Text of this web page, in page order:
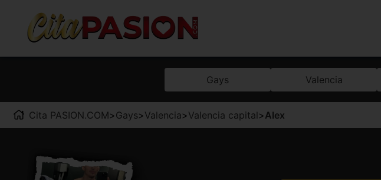
Gays Valencia
Cita PASION.COM>Gays>Valencia>Valencia capital >Alex